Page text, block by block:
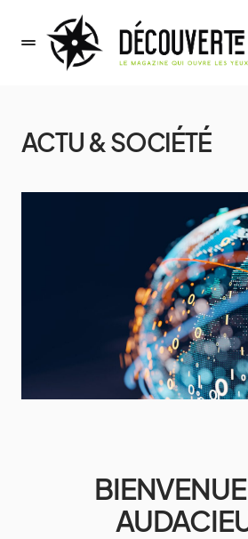
ACTU & SOCIÉTÉ